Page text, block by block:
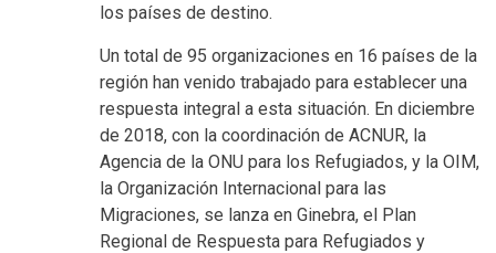
los países de destino.
Un total de 95 organizaciones en 16 países de la
región han venido trabajado para establecer una
respuesta integral a esta situación. En diciembre
de 2018, con la coordinación de ACNUR, la
Agencia de la ONU para los Refugiados, y la OIM,
la Organización Internacional para las
Migraciones, se lanza en Ginebra, el Plan
Regional de Respuesta para Refugiados y